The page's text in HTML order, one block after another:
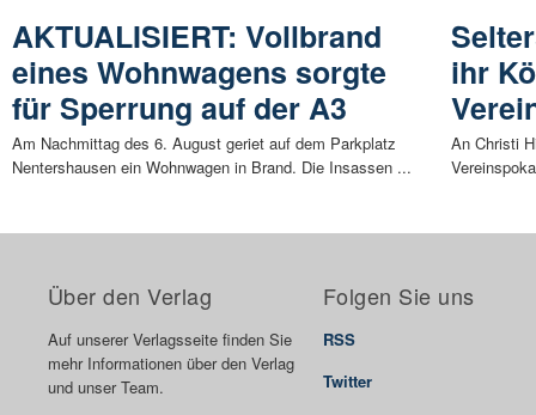
AKTUALISIERT: Vollbrand
eines Wohnwagens sorgte
für Sperrung auf der A3
Am Nachmittag des 6. August geriet auf dem Parkplatz
Nentershausen ein Wohnwagen in Brand. Die Insassen ...
ihr
An Christi
Über den Verlag
Auf unserer Verlagsseite finden Sie
mehr Informationen über den Verlag
und unser Team.
Folgen Sie uns
RSS
Twitter